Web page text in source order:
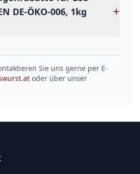
DE-ÖKO-006, 1kg
+
Sie uns gerne per E-
oder über unser